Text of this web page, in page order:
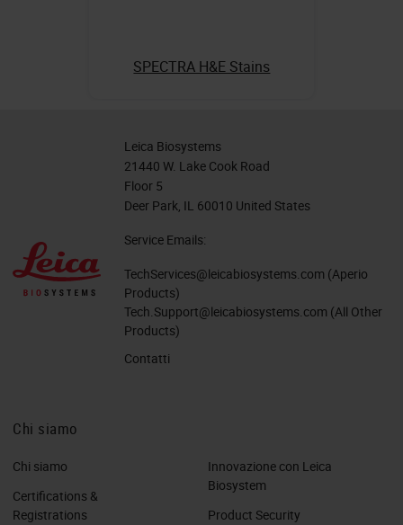
SPECTRA H&E Stains
Leica Biosystems
21440 W. Lake Cook Road
Floor 5
Deer Park, IL 60010 United States
Service Emails:
TechServices@leicabiosystems.com (Aperio
Products)
Tech.Support@leicabiosystems.com (All Other
Products)
Contatti
Chi siamo
Chi siamo
Certifications &
Registrations
Innovazione con Leica
Biosystem
Product Security